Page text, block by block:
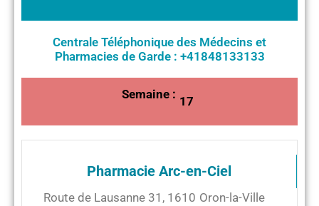
Centrale Téléphonique des Médecins et
Pharmacies de Garde : +41848133133
Semaine : 17
Pharmacie Arc-en-Ciel
Route de Lausanne 31 , 1610 Oron-la-Ville